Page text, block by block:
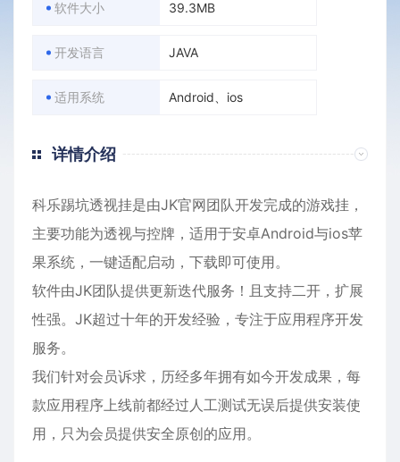
软件大小 39.3MB
开发语言 JAVA
适用系统 Android、ios
详情介绍
科乐踢坑透视挂是由JK官网团队开发完成的游戏挂，
主要功能为透视与控牌，适用于安卓Android与ios苹
果系统，一键适配启动，下载即可使用。
软件由JK团队提供更新迭代服务！且支持二开，扩展
性强。JK超过十年的开发经验，专注于应用程序开发
服务。
我们针对会员诉求，历经多年拥有如今开发成果，每
款应用程序上线前都经过人工测试无误后提供安装使
用，只为会员提供安全原创的应用。